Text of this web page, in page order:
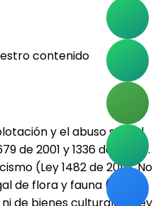
contenido
y el abuso sexual
de 2001 y 1336 de 2009).
(Ley 1482 de 2011). No
de flora y fauna (Ley 17